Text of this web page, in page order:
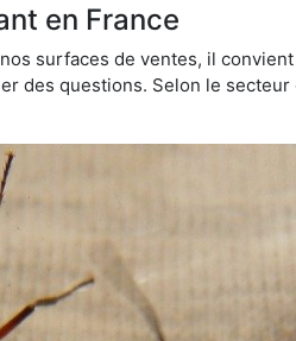
en France
surfaces de ventes, il
des questions. Selon le